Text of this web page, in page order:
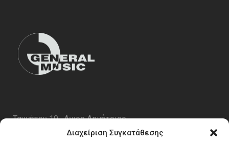
Διαχείριση Συγκατάθεσης
Ταυγέτου 19 , Αγιος Δημήτριος